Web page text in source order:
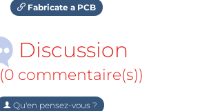
Fabricate a PCB
Discussion
(0 commentaire(s))
Qu'en pensez-vous ?